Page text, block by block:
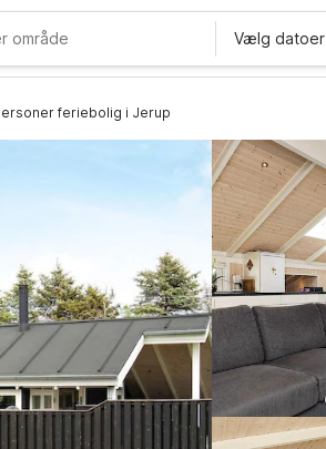
Vælg datoer
feriebolig i Jerup